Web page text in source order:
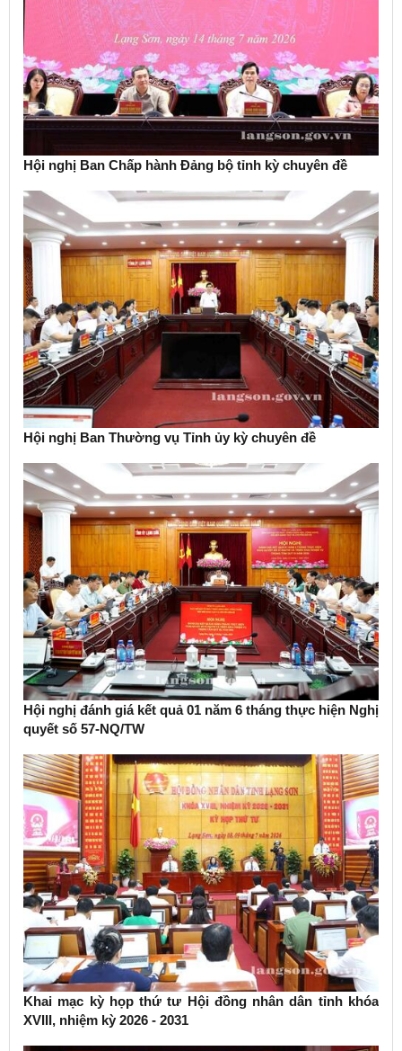
Hội nghị Ban Chấp hành Đảng bộ tỉnh kỳ chuyên đề
Hội nghị Ban Thường vụ Tỉnh ủy kỳ chuyên đề
Hội nghị đánh giá kết quả 01 năm 6 tháng thực hiện Nghị
quyết số 57-NQ/TW
Khai mạc kỳ họp thứ tư Hội đồng nhân dân tỉnh khóa
XVIII, nhiệm kỳ 2026 - 2031